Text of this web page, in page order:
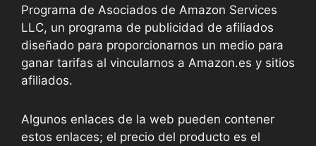
Programa de Asociados de Amazon Services
LLC, un programa de publicidad de afiliados
diseñado para proporcionarnos un medio para
ganar tarifas al vincularnos a Amazon.es y sitios
afiliados.
Algunos enlaces de la web pueden contener
estos enlaces; el precio del producto es el